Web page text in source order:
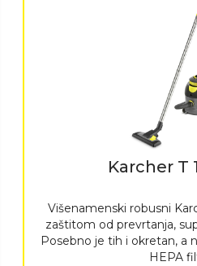
Karcher T
Višenamenski robusni
zaštitom od prevrtanja,
Posebno je tih i okretan, a
HEPA